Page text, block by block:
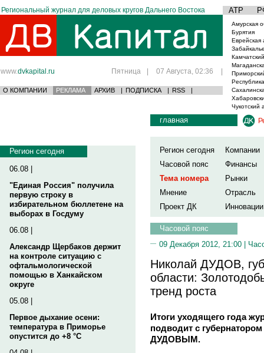
Региональный журнал для деловых кругов Дальнего Востока АТР
www.dvkapital.ru Пятница | 07 Августа, 02:36 |
О КОМПАНИИ РЕКЛАМА АРХИВ | ПОДПИСКА | RSS |
Амурская
Бурятия
Еврейская
Чукотский
Регион сегодня
06.08 |
"Единая Россия" получила
первую строку в
избирательном бюллетене на
выборах в Госдуму
06.08 |
Александр Щербаков держит
на контроле ситуацию с
офтальмологической
помощью в Ханкайском
округе
05.08 |
Первое дыхание осени:
температура в Приморье
опустится до +8 °C
главная
Регион сегодня
Компании
Часовой пояс
Финансы
Тема номера
Рынки
Мнение
Отрасль
Проект ДК
Инновации
Часовой пояс
09 Декабря 2012, 21:00 |
Николай ДУДОВ,
области:
тренд роста
Итоги уходящего года
подводит с
ДУДОВЫМ.